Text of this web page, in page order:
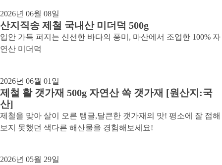
2026년 06월 08일
산지직송 제철 국내산 미더덕 500g
입안 가득 퍼지는 신선한 바다의 풍미, 마산에서 조업한 100% 자
연산 미더덕
2026년 06월 01일
제철 활 갯가재 500g 자연산 쏙 갯가재 [원산지:국
산]
제철을 맞아 살이 오른 탱글,달큰한 갯가재의 맛! 평소에 잘 접해
보지 못했던 색다른 해산물을 경험해보세요!
2026년 05월 29일